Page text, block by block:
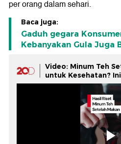
per orang dalam sehari.
Baca juga:
Gaduh gegara
Kebanyakan Gula Juga
Video: Minum Teh
untuk Kesehatan?